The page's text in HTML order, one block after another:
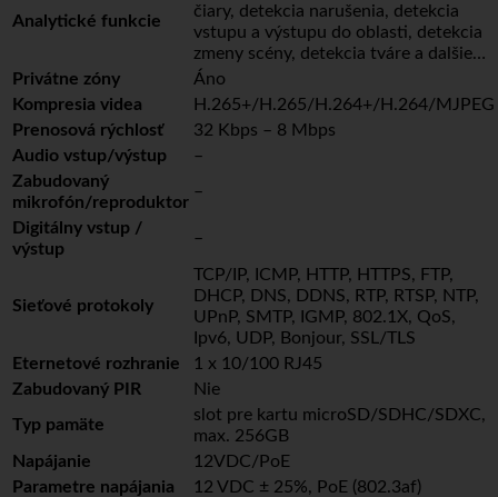
Analytické funkcie
čiary, detekcia narušenia, detekcia
vstupu a výstupu do oblasti, detekcia
zmeny scény, detekcia tváre a dalšie…
Privátne zóny
Áno
Kompresia videa
H.265+/H.265/H.264+/H.264/MJPEG
Prenosová rýchlosť
32 Kbps – 8 Mbps
Audio vstup/výstup
–
Zabudovaný
mikrofón/reproduktor
–
Digitálny vstup /
výstup
–
Sieťové protokoly
TCP/IP, ICMP, HTTP, HTTPS, FTP,
DHCP, DNS, DDNS, RTP, RTSP, NTP,
UPnP, SMTP, IGMP, 802.1X, QoS,
Ipv6, UDP, Bonjour, SSL/TLS
Eternetové rozhranie
1 x 10/100 RJ45
Zabudovaný PIR
Nie
Typ pamäte
slot pre kartu microSD/SDHC/SDXC,
max. 256GB
Napájanie
12VDC/PoE
Parametre napájania
12 VDC ± 25%, PoE (802.3af)